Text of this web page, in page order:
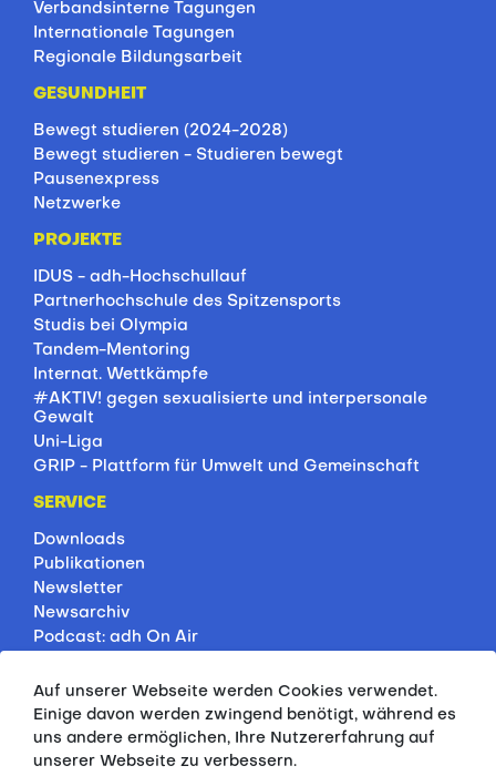
Verbandsinterne Tagungen
Internationale Tagungen
Regionale Bildungsarbeit
GESUNDHEIT
Bewegt studieren (2024-2028)
Bewegt studieren - Studieren bewegt
Pausenexpress
Netzwerke
PROJEKTE
IDUS - adh-Hochschullauf
Partnerhochschule des Spitzensports
Studis bei Olympia
Tandem-Mentoring
Internat. Wettkämpfe
#AKTIV! gegen sexualisierte und interpersonale
Gewalt
Uni-Liga
GRIP - Plattform für Umwelt und Gemeinschaft
SERVICE
Downloads
Publikationen
Newsletter
Newsarchiv
Podcast: adh On Air
Rankings
Servicepartner
HSP-Onlinekurse
Auf unserer Webseite werden Cookies verwendet.
Einige davon werden zwingend benötigt, während es
uns andere ermöglichen, Ihre Nutzererfahrung auf
unserer Webseite zu verbessern.